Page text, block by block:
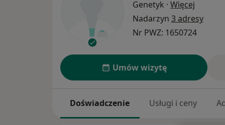
Genetyk · Więcej
Nadarzyn 3 adresy
Nr PWZ: 1650724
Umów wizytę
Doświadczenie Usługi i ceny